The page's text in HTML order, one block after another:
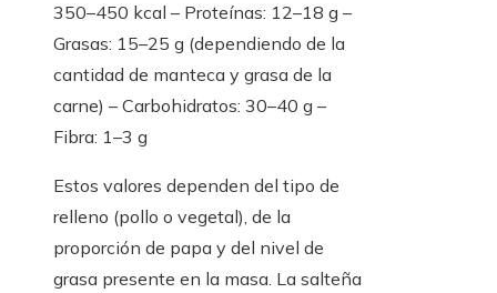
350–450 kcal – Proteínas: 12–18 g –
Grasas: 15–25 g (dependiendo de la
cantidad de manteca y grasa de la
carne) – Carbohidratos: 30–40 g –
Fibra: 1–3 g
Estos valores dependen del tipo de
relleno (pollo o vegetal), de la
proporción de papa y del nivel de
grasa presente en la masa. La salteña